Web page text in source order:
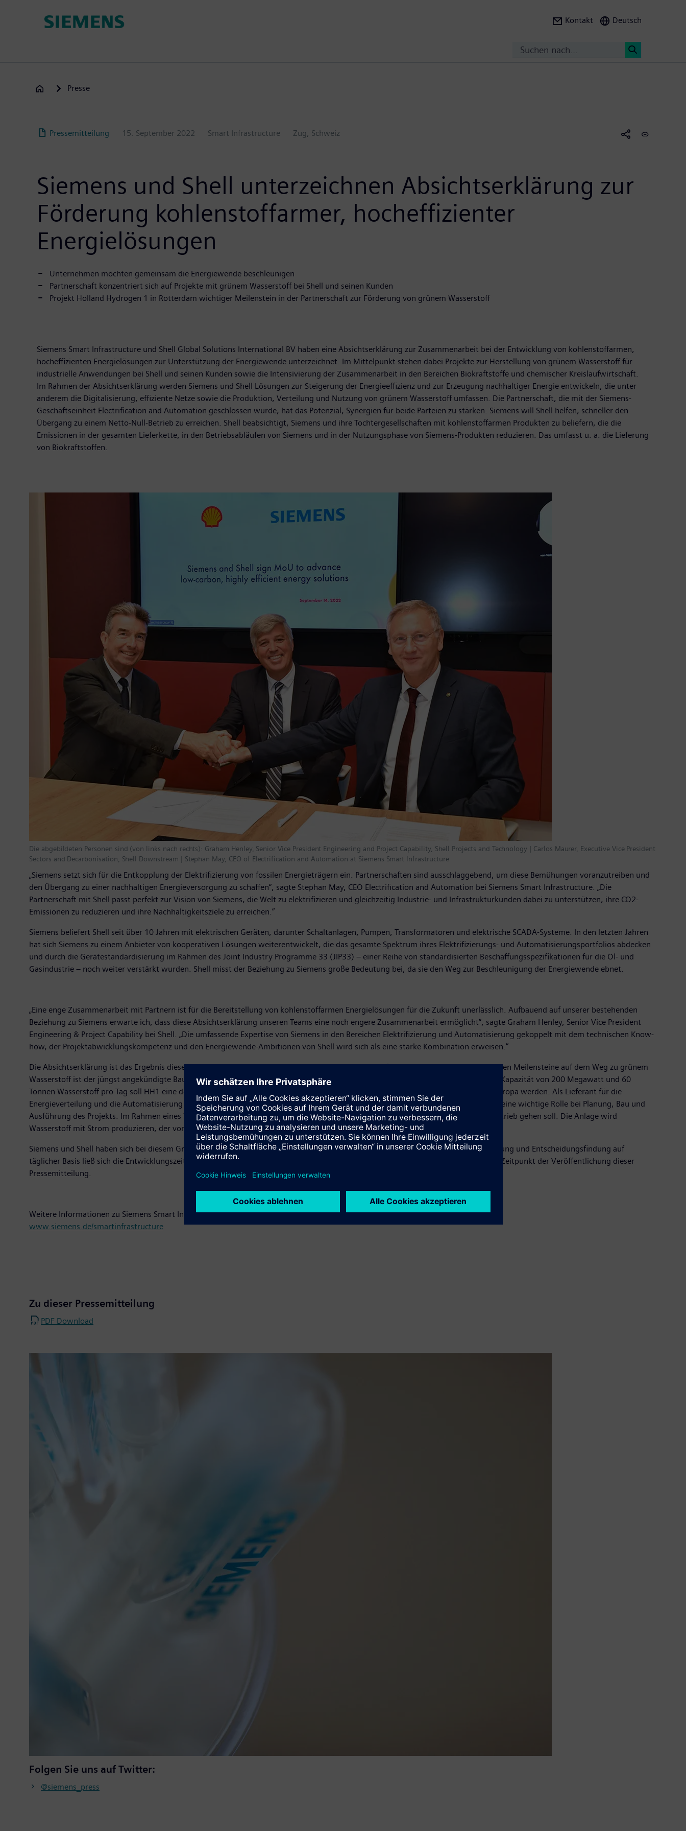
Kontakt Deutsch
Presse
Pressemitteilung 15. September 2022 Smart Infrastructure Zug, Schweiz
Siemens und Shell unterzeichnen Absichtserklärung zur
Förderung kohlenstoffarmer, hocheffizienter
Energielösungen
Unternehmen möchten gemeinsam die Energiewende beschleunigen
Partnerschaft konzentriert sich auf Projekte mit grünem Wasserstoff bei Shell und seinen Kunden
Projekt Holland Hydrogen 1 in Rotterdam wichtiger Meilenstein in der Partnerschaft zur Förderung von grünem Wasserstoff
Siemens Smart Infrastructure und Shell Global Solutions International BV haben eine Absichtserklärung zur Zusammenarbeit bei der Entwicklung von kohlenstoffarmen,
hocheffizienten Energielösungen zur Unterstützung der Energiewende unterzeichnet. Im Mittelpunkt stehen dabei Projekte zur Herstellung von grünem Wasserstoff für
industrielle Anwendungen bei Shell und seinen Kunden sowie die Intensivierung der Zusammenarbeit in den Bereichen Biokraftstoffe und chemischer Kreislaufwirtschaft.
Im Rahmen der Absichtserklärung werden Siemens und Shell Lösungen zur Steigerung der Energieeffizienz und zur Erzeugung nachhaltiger Energie entwickeln, die unter
anderem die Digitalisierung, effiziente Netze sowie die Produktion, Verteilung und Nutzung von grünem Wasserstoff umfassen. Die Partnerschaft, die mit der Siemens-
Geschäftseinheit Electrification and Automation geschlossen wurde, hat das Potenzial, Synergien für beide Parteien zu stärken. Siemens will Shell helfen, schneller den
Übergang zu einem Netto-Null-Betrieb zu erreichen. Shell beabsichtigt, Siemens und ihre Tochtergesellschaften mit kohlenstoffarmen Produkten zu beliefern, die die
Emissionen in der gesamten Lieferkette, in den Betriebsabläufen von Siemens und in der Nutzungsphase von Siemens-Produkten reduzieren. Das umfasst u. a. die Lieferung
von Biokraftstoffen.
Die abgebildeten Personen sind (von links nach rechts): Graham Henley, Senior Vice President Engineering and Project Capability, Shell Projects and Technology | Carlos Maurer, Executive Vice President
Sectors and Decarbonisation, Shell Downstream | Stephan May, CEO of Electrification and Automation at Siemens Smart Infrastructure
„Siemens setzt sich für die Entkopplung der Elektrifizierung von fossilen Energieträgern ein. Partnerschaften sind ausschlaggebend, um diese Bemühungen voranzutreiben und
den Übergang zu einer nachhaltigen Energieversorgung zu schaffen“, sagte Stephan May, CEO Electrification and Automation bei Siemens Smart Infrastructure. „Die
Partnerschaft mit Shell passt perfekt zur Vision von Siemens, die Welt zu elektrifizieren und gleichzeitig Industrie- und Infrastrukturkunden dabei zu unterstützen, ihre CO2-
Emissionen zu reduzieren und ihre Nachhaltigkeitsziele zu erreichen.“
Siemens beliefert Shell seit über 10 Jahren mit elektrischen Geräten, darunter Schaltanlagen, Pumpen, Transformatoren und elektrische SCADA-Systeme. In den letzten Jahren
hat sich Siemens zu einem Anbieter von kooperativen Lösungen weiterentwickelt, die das gesamte Spektrum ihres Elektrifizierungs- und Automatisierungsportfolios abdecken
und durch die Gerätestandardisierung im Rahmen des Joint Industry Programme 33 (JIP33) – einer Reihe von standardisierten Beschaffungsspezifikationen für die Öl- und
Gasindustrie – noch weiter verstärkt wurden. Shell misst der Beziehung zu Siemens große Bedeutung bei, da sie den Weg zur Beschleunigung der Energiewende ebnet.
„Eine enge Zusammenarbeit mit Partnern ist für die Bereitstellung von kohlenstoffarmen Energielösungen für die Zukunft unerlässlich. Aufbauend auf unserer bestehenden
Beziehung zu Siemens erwarte ich, dass diese Absichtserklärung unseren Teams eine noch engere Zusammenarbeit ermöglicht“, sagte Graham Henley, Senior Vice President
Engineering & Project Capability bei Shell. „Die umfassende Expertise von Siemens in den Bereichen Elektrifizierung und Automatisierung gekoppelt mit dem technischen Know-
how, der Projektabwicklungskompetenz und den Energiewende-Ambitionen von Shell wird sich als eine starke Kombination erweisen.“
Die Absichtserklärung ist das Ergebnis dieser Beziehung und der Zusammenarbeit an mehreren Projekten seit 2010. Einer der wichtigen Meilensteine auf dem Weg zu grünem
Wasserstoff ist der jüngst angekündigte Bau des Shell-Projekts Holland Hydrogen 1 (HH1) in der Maasvlakte in Rotterdam. Mit einer Kapazität von 200 Megawatt und 60
Tonnen Wasserstoff pro Tag soll HH1 eine der größten Anlagen zur Erzeugung von grünem Wasserstoff weltweit und die größte in Europa werden. Als Lieferant für die
Energieverteilung und die Automatisierung von Umspannwerken spielt die Siemens-Geschäftseinheit Electrification and Automation eine wichtige Rolle bei Planung, Bau und
Ausführung des Projekts. Im Rahmen eines Wartungsvertrags wird Siemens auch am Betrieb der Anlage beteiligt sein, die 2025 in Betrieb gehen soll. Die Anlage wird
Wasserstoff mit Strom produzieren, der von Windkraftanlagen in der Nordsee erzeugt wird.
Siemens und Shell haben sich bei diesem Großprojekt für eine kooperative und agile Arbeitsweise entschieden. Dank enger Abstimmung und Entscheidungsfindung auf
täglicher Basis ließ sich die Entwicklungszeit für das Stromverteilungssystem nahezu halbieren – von 18 Monaten auf 9 Monate zum Zeitpunkt der Veröffentlichung dieser
Pressemitteilung.
Weitere Informationen zu Siemens Smart Infrastructure finden Sie unter
www.siemens.de/smartinfrastructure
Zu dieser Pressemitteilung
PDF Download
Folgen Sie uns auf Twitter:
@siemens_press